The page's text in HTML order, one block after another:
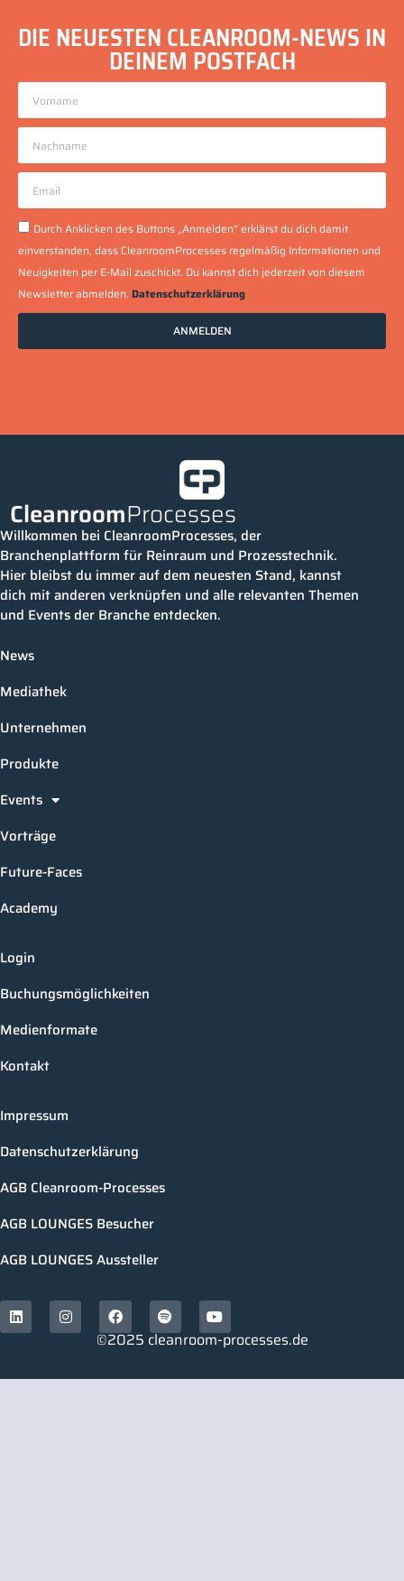
DIE NEUESTEN CLEANROOM-NEWS IN
DEINEM POSTFACH
Durch Anklicken des Buttons „Anmelden“ erklärst du dich damit
einverstanden, dass CleanroomProcesses regelmäßig Informationen und
Neuigkeiten per E-Mail zuschickt. Du kannst dich jederzeit von diesem
Newsletter abmelden. Datenschutzerklärung
ANMELDEN
CleanroomProcesses
Willkommen bei CleanroomProcesses, der
Branchenplattform für Reinraum und Prozesstechnik.
Hier bleibst du immer auf dem neuesten Stand, kannst
dich mit anderen verknüpfen und alle relevanten Themen
und Events der Branche entdecken.
News
Mediathek
Unternehmen
Produkte
Events
Vorträge
Future-Faces
Academy
Login
Buchungsmöglichkeiten
Medienformate
Kontakt
Impressum
Datenschutzerklärung
AGB Cleanroom-Processes
AGB LOUNGES Besucher
AGB LOUNGES Aussteller
©2025 cleanroom-processes.de